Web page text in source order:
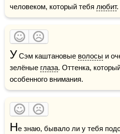
человеком, который тебя любит.
У Сэм каштановые волосы и
зелёные глаза. Оттенка,
особенного внимания.
Не знаю, бывало ли у тебя